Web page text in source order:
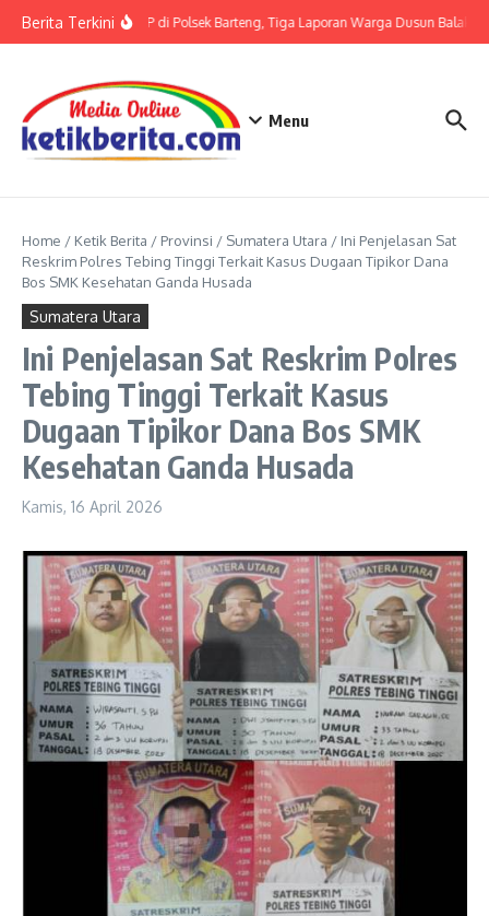
Berita TerkiniTerkait LP di Polsek Barteng, Tiga Laporan Warga Dusun Balaka
Menu
Home / Ketik Berita / Provinsi / Sumatera Utara / Ini Penjelasan Sat
Reskrim Polres Tebing Tinggi Terkait Kasus Dugaan Tipikor Dana
Bos SMK Kesehatan Ganda Husada
Sumatera Utara
Ini Penjelasan Sat Reskrim Polres
Tebing Tinggi Terkait Kasus
Dugaan Tipikor Dana Bos SMK
Kesehatan Ganda Husada
Kamis, 16 April 2026